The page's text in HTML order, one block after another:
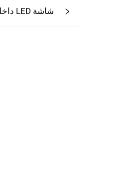
شاشة LED داخلية